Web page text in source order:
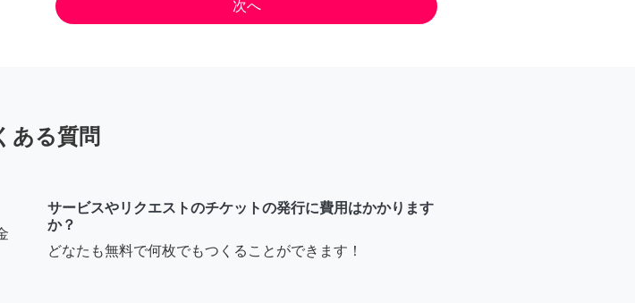
ある質問
サービスやリクエストのチケットの発行に費用はかかります
か？
どなたも無料で何枚でもつくることができます！